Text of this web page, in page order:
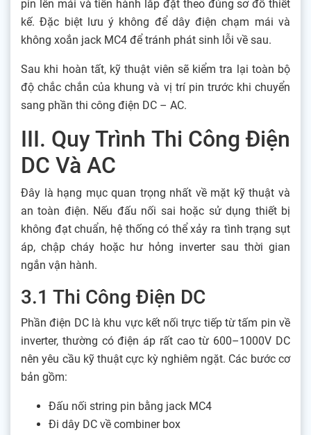
pin lên mái và tiến hành lắp đặt theo đúng sơ đồ thiết
kế. Đặc biệt lưu ý không để dây điện chạm mái và
không xoắn jack MC4 để tránh phát sinh lỗi về sau.
Sau khi hoàn tất, kỹ thuật viên sẽ kiểm tra lại toàn bộ
độ chắc chắn của khung và vị trí pin trước khi chuyển
sang phần thi công điện DC – AC.
III. Quy Trình Thi Công Điện
DC Và AC
Đây là hạng mục quan trọng nhất về mặt kỹ thuật và
an toàn điện. Nếu đấu nối sai hoặc sử dụng thiết bị
không đạt chuẩn, hệ thống có thể xảy ra tình trạng sụt
áp, chập cháy hoặc hư hỏng inverter sau thời gian
ngắn vận hành.
3.1 Thi Công Điện DC
Phần điện DC là khu vực kết nối trực tiếp từ tấm pin về
inverter, thường có điện áp rất cao từ 600–1000V DC
nên yêu cầu kỹ thuật cực kỳ nghiêm ngặt. Các bước cơ
bản gồm:
Đấu nối string pin bằng jack MC4
Đi dây DC về combiner box